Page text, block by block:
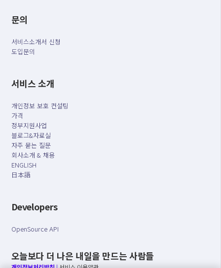
문의
서비스소개서 신청
도입문의
서비스 소개
개인정보 보호 컨설팅
가격
정부지원사업
블로그&자료실
자주 묻는 질문
회사소개 & 채용
ENGLISH
日本語
Developers
OpenSource API
오늘보다 더 나은 내일을 만드는 사람들